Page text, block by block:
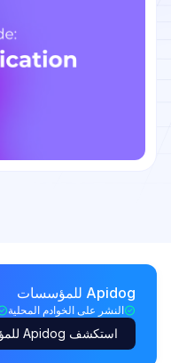
Apidog للمؤسسات
النشر على الخوادم المحلية
استكشف Apidog للمؤسسات